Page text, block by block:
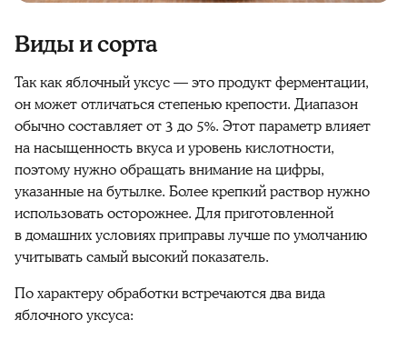
Виды и сорта
Так как яблочный уксус — это продукт ферментации,
он может отличаться степенью крепости. Диапазон
обычно составляет от 3 до 5%. Этот параметр влияет
на насыщенность вкуса и уровень кислотности,
поэтому нужно обращать внимание на цифры,
указанные на бутылке. Более крепкий раствор нужно
использовать осторожнее. Для приготовленной
в домашних условиях приправы лучше по умолчанию
учитывать самый высокий показатель.
По характеру обработки встречаются два вида
яблочного уксуса: